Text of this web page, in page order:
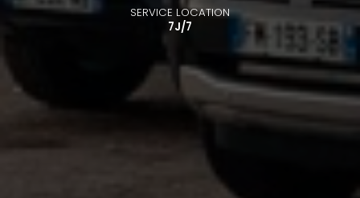
SERVICE LOCATION
7J/7